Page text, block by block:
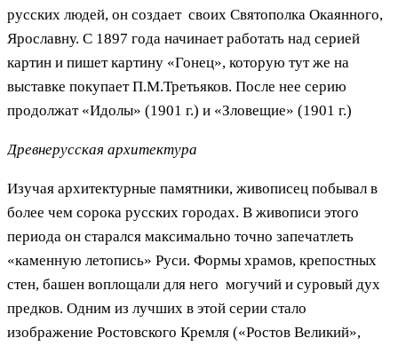
русских людей, он создает своих Святополка Окаянного,
Ярославну. С 1897 года начинает работать над серией
картин и пишет картину «Гонец», которую тут же на
выставке покупает П.М.Третьяков. После нее серию
продолжат «Идолы» (1901 г.) и «Зловещие» (1901 г.)
Древнерусская архитектура
Изучая архитектурные памятники, живописец побывал в
более чем сорока русских городах. В живописи этого
периода он старался максимально точно запечатлеть
«каменную летопись» Руси. Формы храмов, крепостных
стен, башен воплощали для него могучий и суровый дух
предков. Одним из лучших в этой серии стало
изображение Ростовского Кремля («Ростов Великий»,